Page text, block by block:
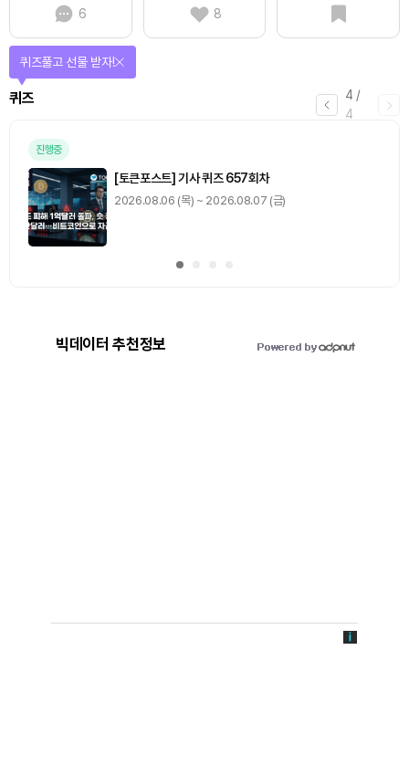
6
8
4 /
4
퀴즈
퀴즈풀고 선물 받자!
진행중
[토큰포스트] 기사 퀴즈 657회차
2026.08.06 (목) ~ 2026.08.07 (금)
빅데이터 추천정보